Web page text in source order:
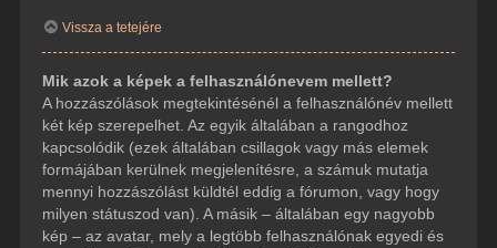
Vissza a tetejére
Mik azok a képek a felhasználónevem mellett?
A hozzászólások megtekintésénél a felhasználónév mellett
két kép szerepelhet. Az egyik általában a rangodhoz
kapcsolódik (ezek általában csillagok vagy más elemek
formájában kerülnek megjelenítésre, a számuk mutatja
mennyi hozzászólást küldtél eddig a fórumon, vagy hogy
milyen státuszod van). A másik – általában egy nagyobb
kép – az avatar, mely a legtöbb felhasználónak egyedi és